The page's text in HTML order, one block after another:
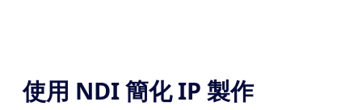
使用 NDI 簡化 IP 製作